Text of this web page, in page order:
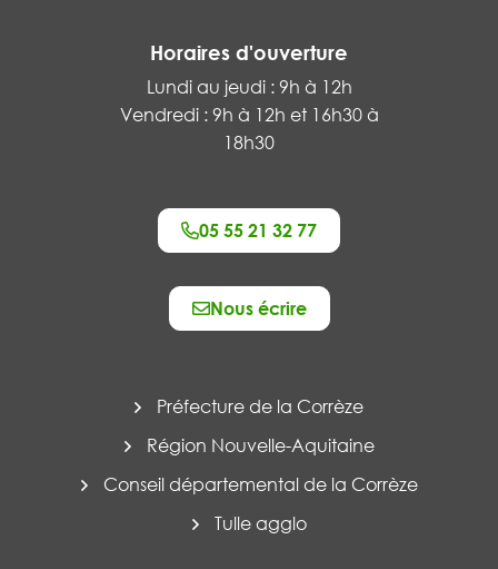
Horaires d'ouverture
Lundi au jeudi : 9h à 12h
Vendredi : 9h à 12h et 16h30 à
18h30
05 55 21 32 77
Nous écrire
Préfecture de la Corrèze
Région Nouvelle-Aquitaine
Conseil départemental de la Corrèze
Tulle agglo